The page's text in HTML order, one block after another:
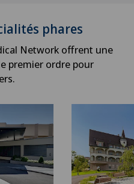
phares
Network offrent une
premier ordre pour